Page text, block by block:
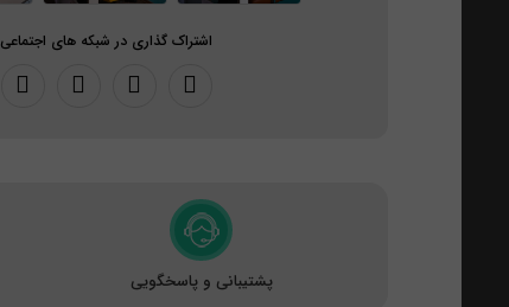
اشتراک گذاری در شبکه های اجتماعی
پشتیبانی و پاسخگویی